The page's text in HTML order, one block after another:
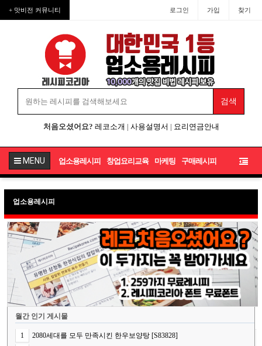
+ 맛비전 커뮤니티 로그인 가입 찾기
처음오셨어요? 레코소개 | 사용설명서 | 요리연금안내
MENU 업소용레시피 창업요리교육 마케팅 구매레시피
업소용레시피
월간 인기 게시물
1
2080세대를 모두 만족시킨 한우보양탕 [S83828]